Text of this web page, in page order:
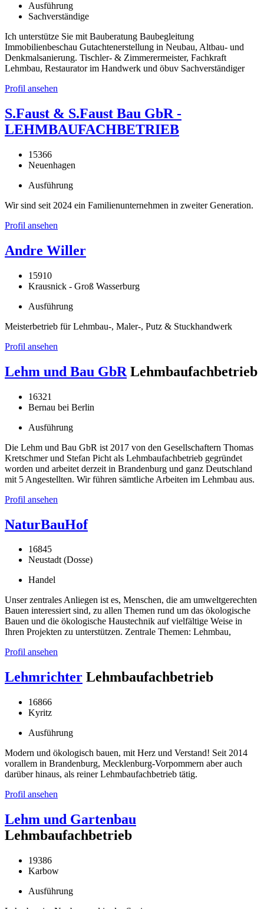
Ausführung
Sachverständige
Ich unterstütze Sie mit Bauberatung Baubegleitung
Immobilienbeschau Gutachtenerstellung in Neubau, Altbau- und
Denkmalsanierung. Tischler- & Zimmerermeister, Fachkraft
Lehmbau, Restaurator im Handwerk und öbuv Sachverständiger
Profil ansehen
S.Faust & S.Faust Bau GbR -
LEHMBAUFACHBETRIEB
15366
Neuenhagen
Ausführung
Wir sind seit 2024 ein Familienunternehmen in zweiter Generation.
Profil ansehen
Andre Willer
15910
Krausnick - Groß Wasserburg
Ausführung
Meisterbetrieb für Lehmbau-, Maler-, Putz & Stuckhandwerk
Profil ansehen
Lehm und Bau GbR Lehmbaufachbetrieb
16321
Bernau bei Berlin
Ausführung
Die Lehm und Bau GbR ist 2017 von den Gesellschaftern Thomas
Kretschmer und Stefan Picht als Lehmbaufachbetrieb gegründet
worden und arbeitet derzeit in Brandenburg und ganz Deutschland
mit 5 Angestellten. Wir führen sämtliche Arbeiten im Lehmbau aus.
Profil ansehen
NaturBauHof
16845
Neustadt (Dosse)
Handel
Unser zentrales Anliegen ist es, Menschen, die am umweltgerechten
Bauen interessiert sind, zu allen Themen rund um das ökologische
Bauen und die ökologische Haustechnik auf vielfältige Weise in
Ihren Projekten zu unterstützen. Zentrale Themen: Lehmbau,
Profil ansehen
Lehmrichter Lehmbaufachbetrieb
16866
Kyritz
Ausführung
Modern und ökologisch bauen, mit Herz und Verstand! Seit 2014
vorallem in Brandenburg, Mecklenburg-Vorpommern aber auch
darüber hinaus, als reiner Lehmbaufachbetrieb tätig.
Profil ansehen
Lehm und Gartenbau
Lehmbaufachbetrieb
19386
Karbow
Ausführung